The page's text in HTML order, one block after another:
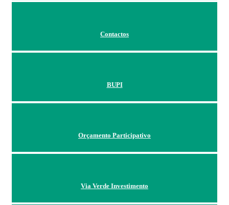
Contactos
BUPI
Orçamento Participativo
Via Verde Investimento